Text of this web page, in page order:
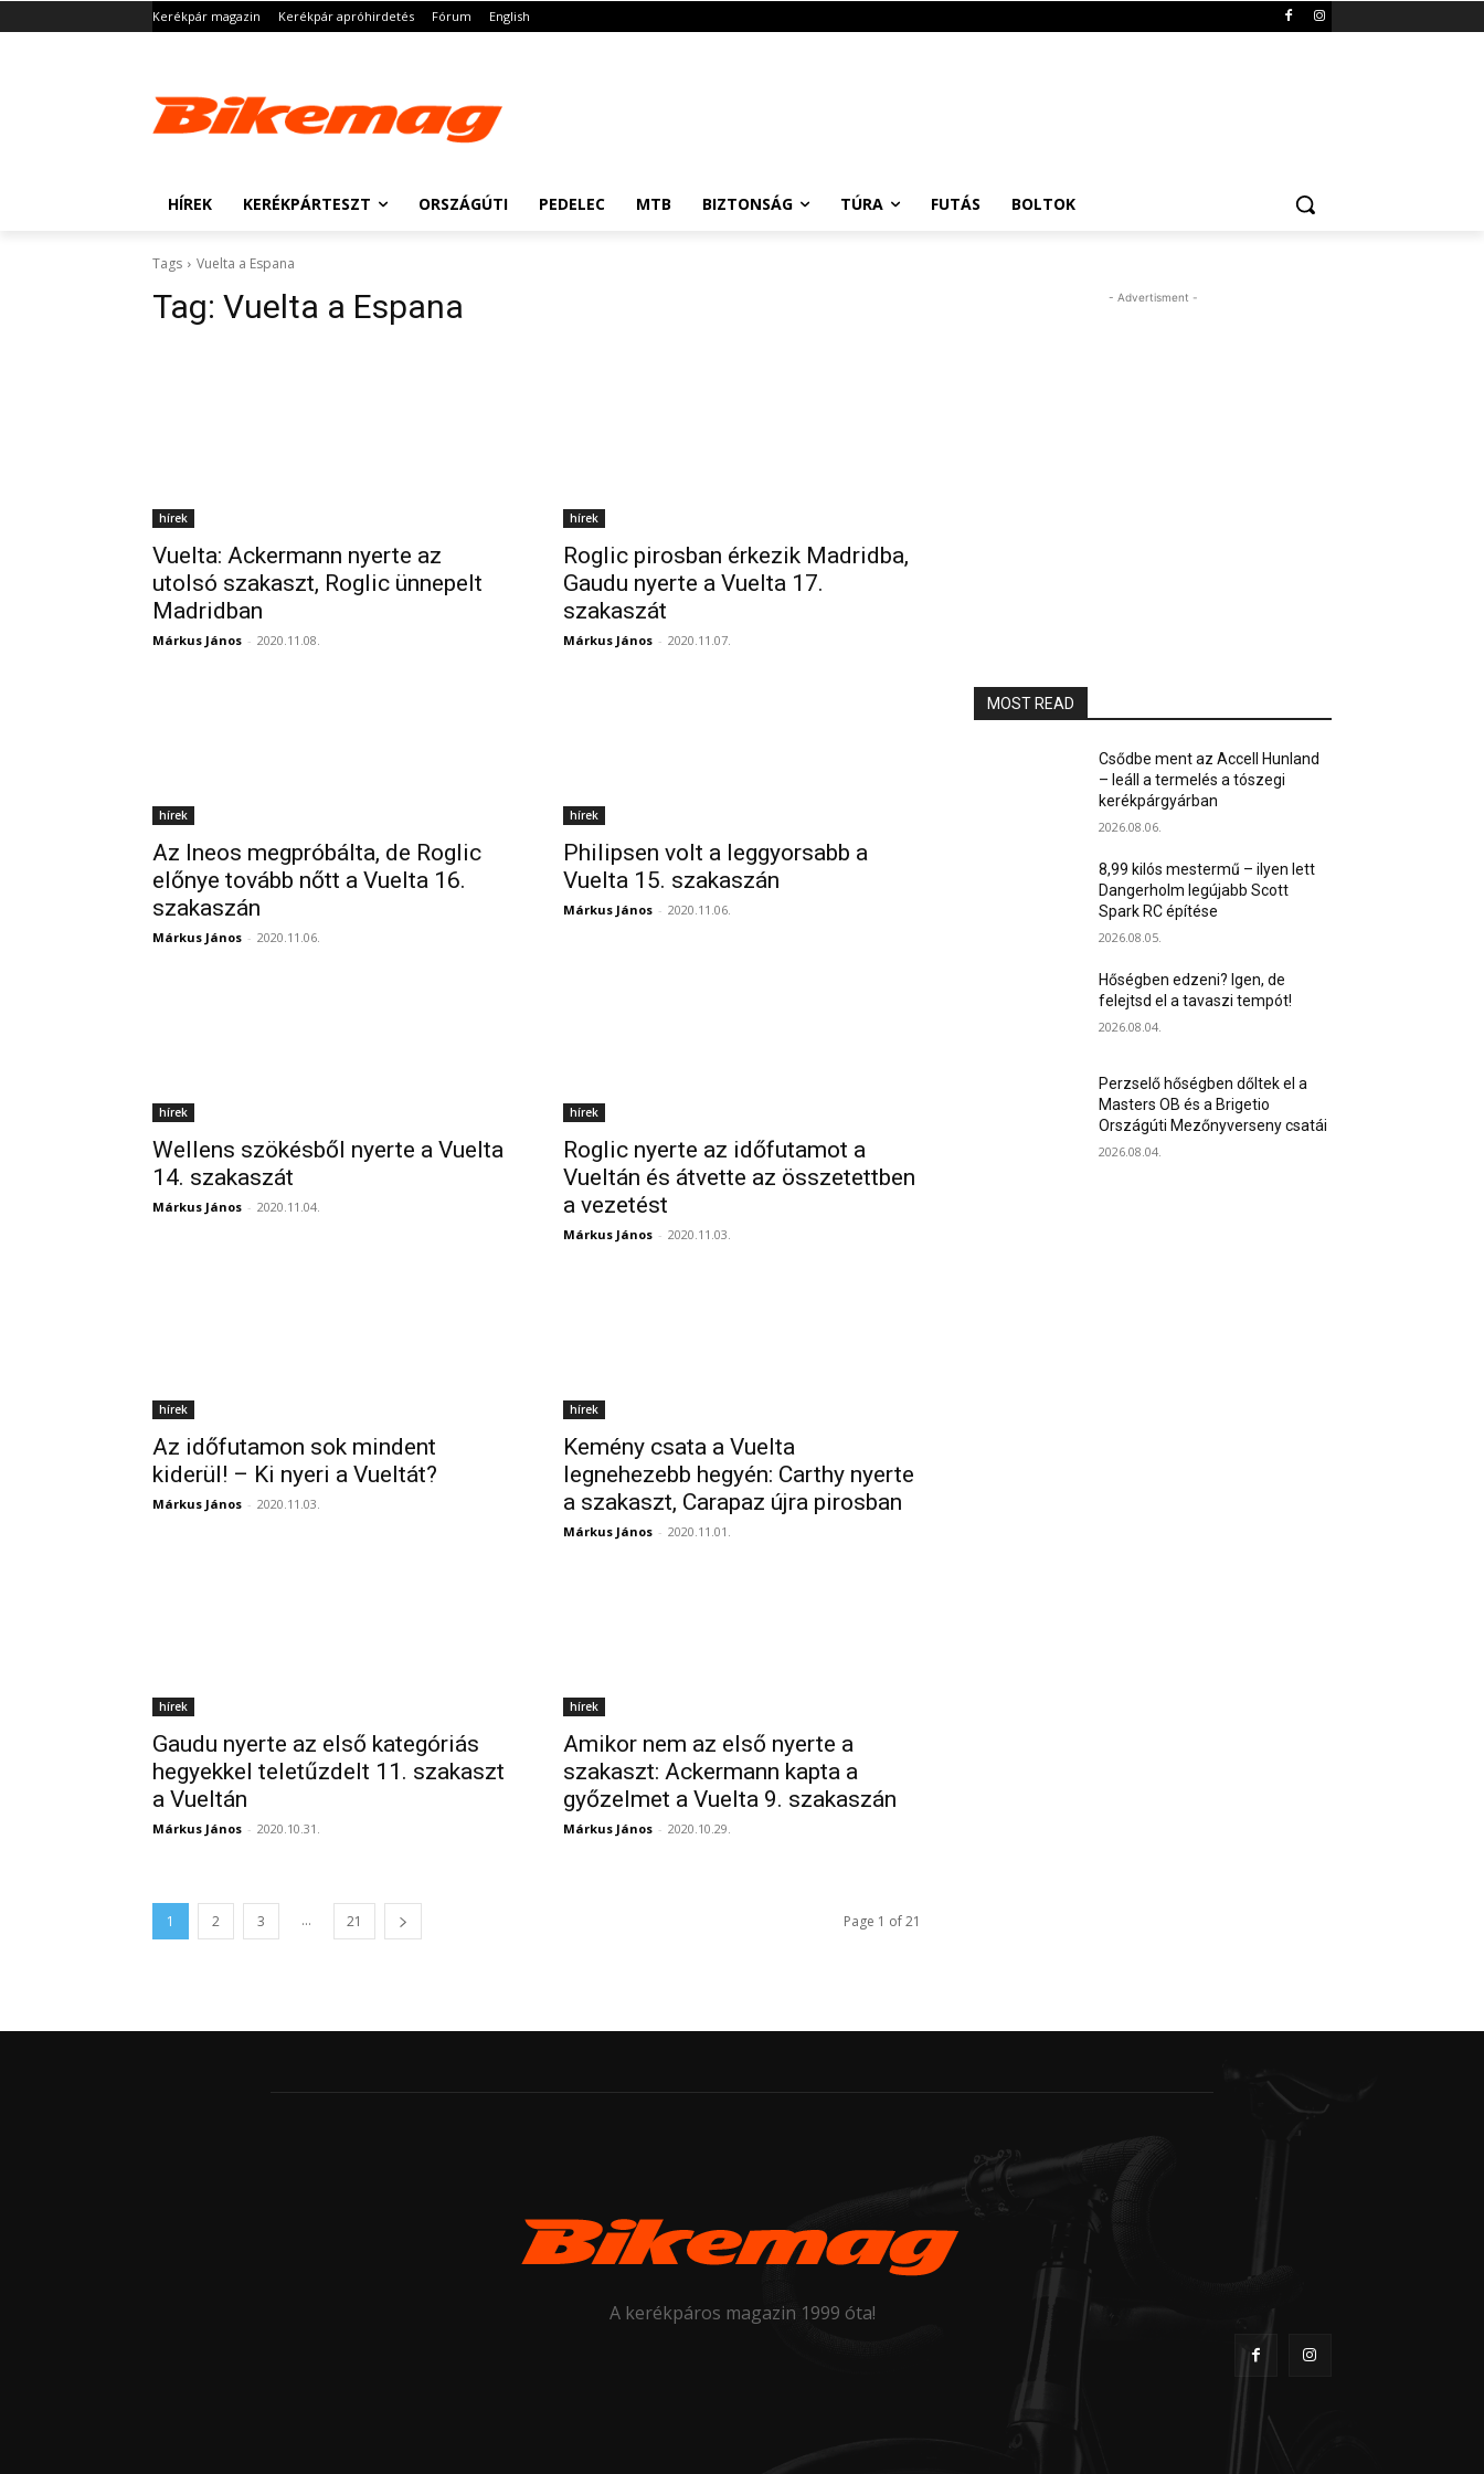
Kerékpár magazin Kerékpár apróhirdetés Fórum English
HÍREK KERÉKPÁRTESZT ORSZÁGÚTI PEDELEC MTB BIZTONSÁG TÚRA FUTÁS BOLTOK
Tags Vuelta a Espana
Tag: Vuelta a Espana
hírek
Vuelta: Ackermann nyerte az
utolsó szakaszt, Roglic ünnepelt
Madridban
Márkus János - 2020.11.08.
hírek
Roglic pirosban érkezik Madridba,
Gaudu nyerte a Vuelta 17.
szakaszát
Márkus János - 2020.11.07.
hírek
Az Ineos megpróbálta, de Roglic
előnye tovább nőtt a Vuelta 16.
szakaszán
Márkus János - 2020.11.06.
hírek
Philipsen volt a leggyorsabb a
Vuelta 15. szakaszán
Márkus János - 2020.11.06.
hírek
Wellens szökésből nyerte a Vuelta
14. szakaszát
Márkus János - 2020.11.04.
hírek
Roglic nyerte az időfutamot a
Vueltán és átvette az összetettben
a vezetést
Márkus János - 2020.11.03.
hírek
Az időfutamon sok mindent
kiderül! – Ki nyeri a Vueltát?
Márkus János - 2020.11.03.
hírek
Kemény csata a Vuelta
legnehezebb hegyén: Carthy nyerte
a szakaszt, Carapaz újra pirosban
Márkus János - 2020.11.01.
hírek
Gaudu nyerte az első kategóriás
hegyekkel teletűzdelt 11. szakaszt
a Vueltán
Márkus János - 2020.10.31.
hírek
Amikor nem az első nyerte a
szakaszt: Ackermann kapta a
győzelmet a Vuelta 9. szakaszán
Márkus János - 2020.10.29.
1 2 3 ... 21 Page 1 of 21
- Advertisment -
MOST READ
Csődbe ment az Accell Hunland
– leáll a termelés a tószegi
kerékpárgyárban
2026.08.06.
8,99 kilós mestermű – ilyen lett
Dangerholm legújabb Scott
Spark RC építése
2026.08.05.
Hőségben edzeni? Igen, de
felejtsd el a tavaszi tempót!
2026.08.04.
Perzselő hőségben dőltek el a
Masters OB és a Brigetio
Országúti Mezőnyverseny csatái
2026.08.04.
A kerékpáros magazin 1999 óta!